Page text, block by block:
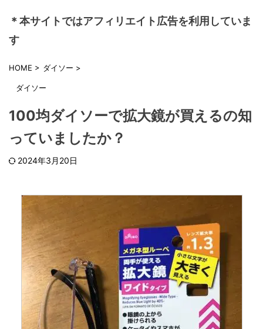
＊本サイトではアフィリエイト広告を利用していま
す
HOME > ダイソー >
ダイソー
100均ダイソーで拡大鏡が買えるの知
っていましたか？
2024年3月20日